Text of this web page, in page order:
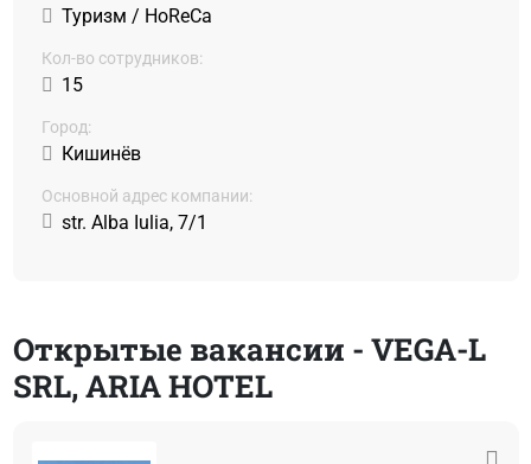
Туризм / HoReCa
Кол-во сотрудников:
15
Город:
Кишинёв
Основной адрес компании:
str. Alba Iulia, 7/1
Открытые вакансии - VEGA-L
SRL, ARIA HOTEL